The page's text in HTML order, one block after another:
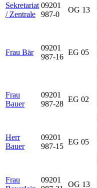
Sekretariat
/ Zentrale
09201
987-0
OG 13
Frau Bär
09201
987-16
EG 05
Frau
Bauer
09201
987-28
EG 02
Herr
Bauer
09201
987-15
EG 05
Frau
09201
OG 13